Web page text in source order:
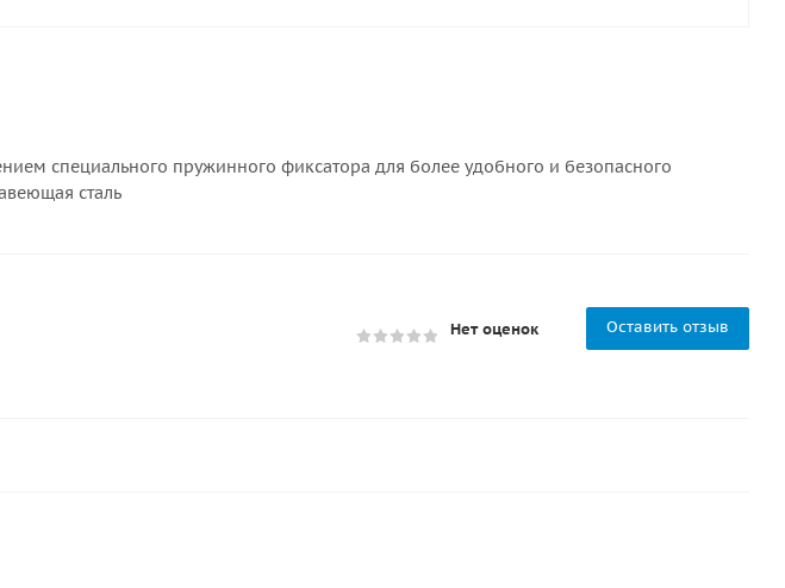
специального пружинного фиксатора для более удобного и безопасного
сталь
Нет оценок Оставить отзыв